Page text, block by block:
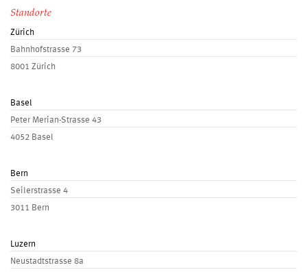
Standorte
Zürich
Bahnhofstrasse 73
8001 Zürich
Basel
Peter Merian-Strasse 43
4052 Basel
Bern
Seilerstrasse 4
3011 Bern
Luzern
Neustadtstrasse 8a